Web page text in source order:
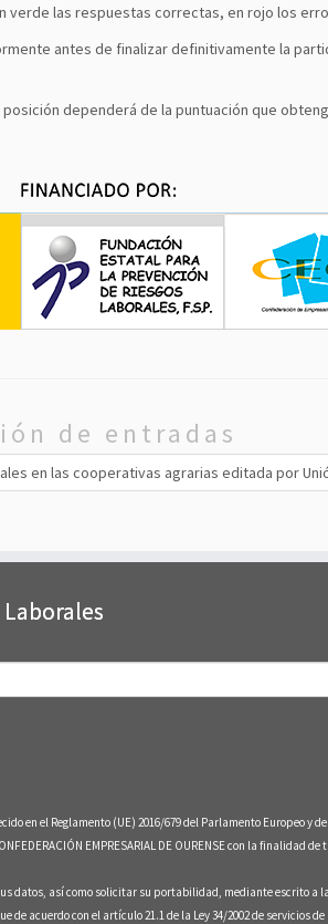
las respuestas correctas, en rojo los
antes de finalizar definitivamente la
dependerá de la puntuación que
de entradas
en las cooperativas agrarias editada por
en el Reglamento (UE) 2016/679 del Parlamento Europeo
EMPRESARIAL DE OURENSE con la
datos, así como solicitar su portabilidad, mediante escrito
acuerdo con el artículo 21.1 de la Ley 34/2002 de servicios